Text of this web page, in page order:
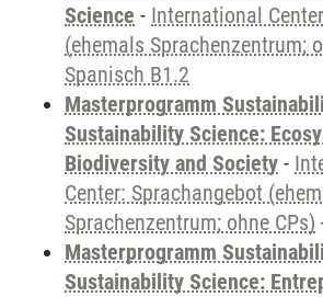
Science - International
(ehemals Sprachenzentrum;
Spanisch B1.2
Masterprogramm
Sustainability Science:
Biodiversity and Society -
Center: Sprachangebot
Sprachenzentrum; ohne CPs)
Masterprogramm
Sustainability Science: